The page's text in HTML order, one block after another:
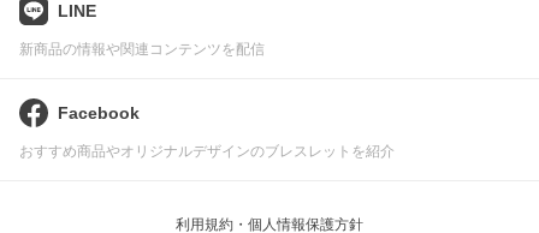
LINE
新商品の情報や関連コンテンツを配信
Facebook
おすすめ商品やオリジナルデザインのブレスレットを紹介
利用規約・個人情報保護方針